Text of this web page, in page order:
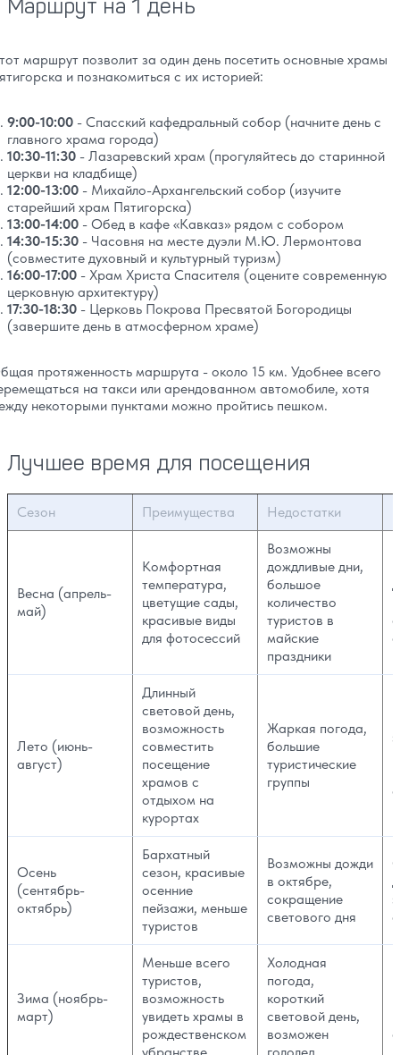
Маршрут на 1 день
маршрут позволит за один день посетить основные храмы
и познакомиться с их историей:
9:00-10:00 - Спасский кафедральный собор (начните день с
главного храма города)
10:30-11:30 - Лазаревский храм (прогуляйтесь до старинной
церкви на кладбище)
12:00-13:00 - Михайло-Архангельский собор (изучите
старейший храм Пятигорска)
13:00-14:00 - Обед в кафе «Кавказ» рядом с собором
14:30-15:30 - Часовня на месте дуэли М.Ю. Лермонтова
(совместите духовный и культурный туризм)
16:00-17:00 - Храм Христа Спасителя (оцените современную
церковную архитектуру)
17:30-18:30 - Церковь Покрова Пресвятой Богородицы
(завершите день в атмосферном храме)
протяженность маршрута - около 15 км. Удобнее всего
на такси или арендованном автомобиле, хотя
некоторыми пунктами можно пройтись пешком.
Лучшее время для посещения
Сезон Преимущества Недостатки
Весна (апрель-
май)
Комфортная
температура,
цветущие сады,
красивые виды
для фотосессий
Возможны
дождливые дни,
большое
количество
туристов в
майские
праздники
Лето (июнь-
август)
Длинный
световой день,
возможность
совместить
посещение
храмов с
отдыхом на
курортах
Жаркая погода,
большие
туристические
группы
Осень
(сентябрь-
октябрь)
Бархатный
сезон, красивые
осенние
пейзажи, меньше
туристов
Возможны дожди
в октябре,
сокращение
светового дня
Зима (ноябрь-
март)
Меньше всего
туристов,
возможность
увидеть храмы в
рождественском
Холодная
погода,
короткий
световой день,
возможен